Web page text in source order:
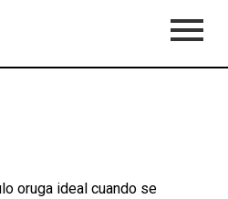
oruga ideal cuando se